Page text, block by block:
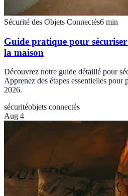
Sécurité des Objets Connectés6 min
Guide pratique pour sécuriser
la maison
Découvrez notre guide détaillé pour
Apprenez des étapes essentielles pour
2026.
sécuritéobjets connectés
Aug 4